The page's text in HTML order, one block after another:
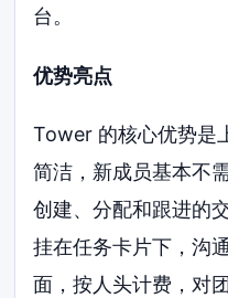
台。
优势亮点
Tower 的核心优势是
简洁，新成员基本不
创建、分配和跟进的
挂在任务卡片下，沟
面，按人头计费，对